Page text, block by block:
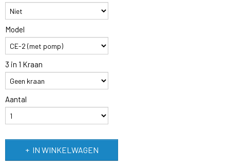
Model
3 in 1 Kraan
Aantal
IN WINKELWAGEN